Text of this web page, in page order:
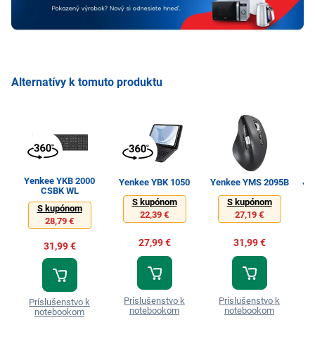
Alternatívy k tomuto produktu
Yenkee YKB 2000
CSBK WL
S kupónom
28,79 €
31,99 €
Príslušenstvo k
notebookom
Yenkee YBK 1050
S kupónom
22,39 €
27,99 €
Príslušenstvo k
notebookom
Yenkee YMS 2095B
S kupónom
27,19 €
31,99 €
Príslušenstvo k
notebookom